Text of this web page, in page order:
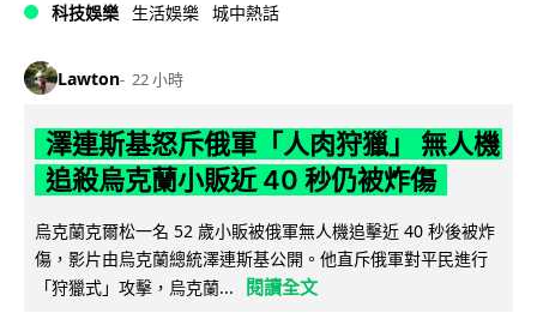
科技娛樂 生活娛樂 城中熱話
Lawton 22 小時
澤連斯基怒斥俄軍「人肉狩獵」 無人機
追殺烏克蘭小販近 40 秒仍被炸傷
烏克蘭克爾松一名 52 歲小販被俄軍無人機追擊近 40 秒後被炸
傷，影片由烏克蘭總統澤連斯基公開。他直斥俄軍對平民進行
「狩獵式」攻擊，烏克蘭...
閱讀全文